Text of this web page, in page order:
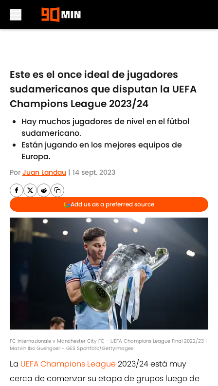
Este es el once ideal de jugadores
sudamericanos que disputan la UEFA
Champions League 2023/24
Hay muchos jugadores de nivel en el fútbol
sudamericano.
Están jugando en los mejores equipos de
Europa.
Por Juan Landau | 14 sept. 2023
Add us as a preferred source
FC Internazionale v Manchester City FC - UEFA Champions League Final 2022/23 |
Marvin Ibo Guengoer - GES Sportfoto/GettyImages
La UEFA Champions League2023/24 está muy
cerca de comenzar su etapa de grupos luego de